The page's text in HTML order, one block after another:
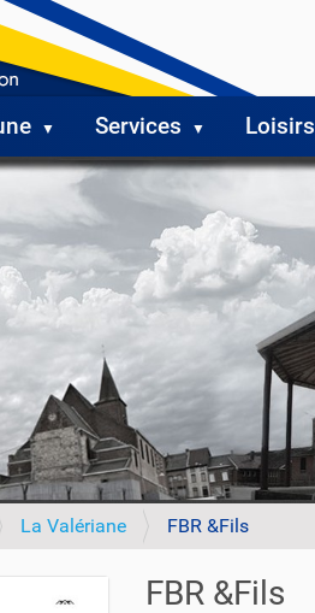
Services Loisirs
La Valériane FBR &Fils
FBR &Fils